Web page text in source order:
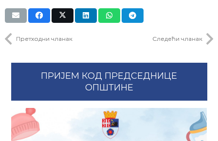
Претходни чланак Следећи чланак
ПРИЈЕМ КОД ПРЕДСЕДНИЦЕ
ОПШТИНЕ